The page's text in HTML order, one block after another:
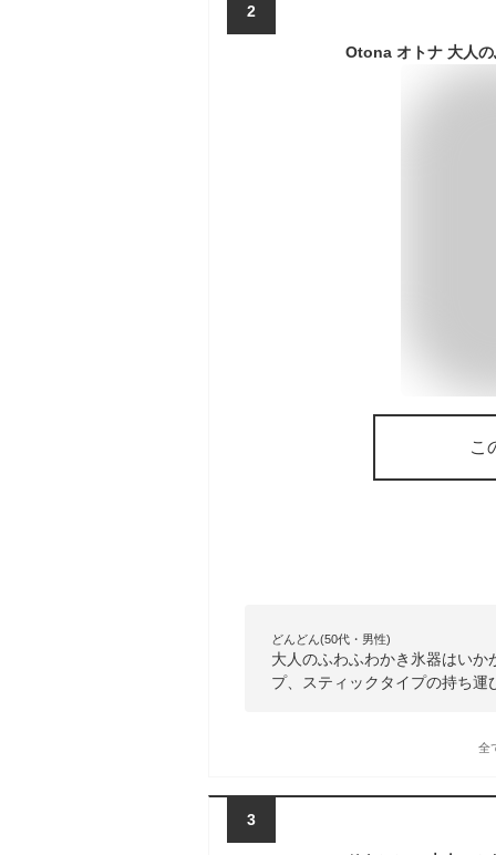
2
こ
どんどん(50代・男性)
大人のふわふわかき氷器はい
プ、スティックタイプの持ち
全
3